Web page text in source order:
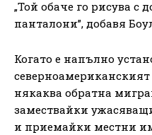
„Той обаче го рисува с
панталони”, добавя
Когато е напълно
някаква обратна
замествайки
и приемайки местни